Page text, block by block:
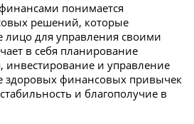
понимается
решений, которые
лицо для управления своими
в себя планирование
инвестирование и управление
здоровых финансовых привычек
и благополучие в